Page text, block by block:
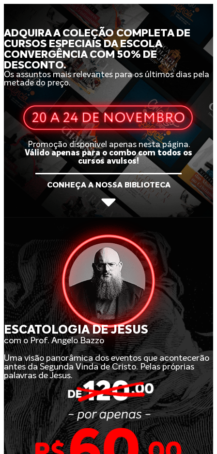
ADQUIRA A COLEÇÃO COMPLETA DE
CURSOS ESPECIAIS DA ESCOLA
CONVERGÊNCIA COM 50% DE
DESCONTO.
Os assuntos mais relevantes para os últimos dias pela
metade do preço.
Promoção disponível apenas nesta página.
Válido apenas para o combo com todos os
cursos avulsos!
CONHEÇA A NOSSA BIBLIOTECA
ESCATOLOGIA DE JESUS
com o Prof. Angelo Bazzo
Uma visão panorâmica dos eventos que acontecerão
antes da Segunda Vinda de Cristo. Pelas próprias
palavras de Jesus.